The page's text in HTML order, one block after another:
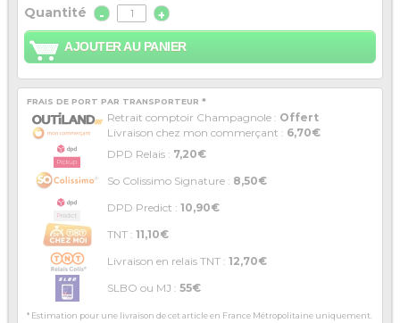
Quantité - +
AJOUTER AU PANIER
FRAIS DE PORT PAR TRANSPORTEUR *
Retrait comptoir Champagnole : Offert
Livraison chez mon commerçant : 6,70€
DPD Relais : 7,20€
So Colissimo Signature : 8,50€
DPD Predict : 10,90€
TNT : 11,10€
Livraison en relais TNT : 12,70€
SLBO ou MJ : 55€
* Estimation pour une livraison de cet article en France Métropolitaine uniquement.